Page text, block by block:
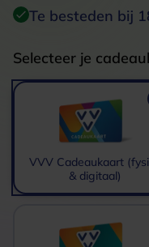
Te besteden bij
Selecteer je
VVV Cadeaukaart
& digitaal)